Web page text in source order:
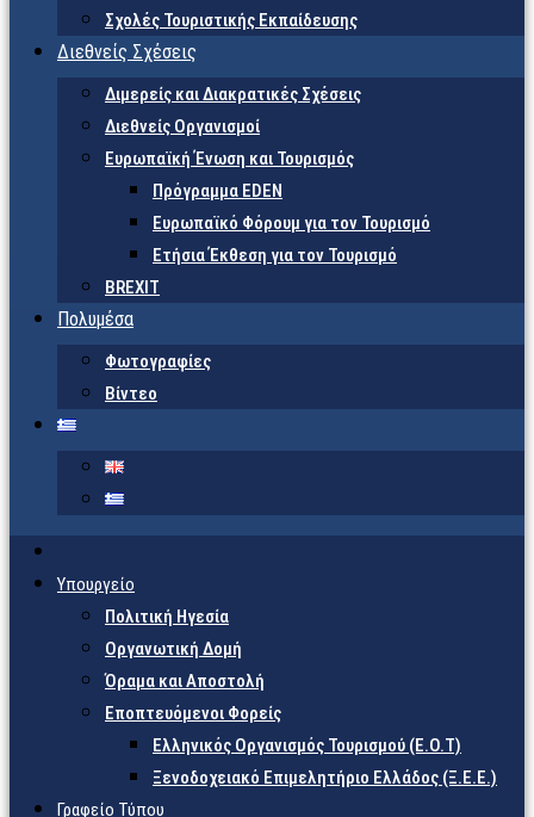
Σχολές Τουριστικής Εκπαίδευσης
Διεθνείς Σχέσεις
Διμερείς και Διακρατικές Σχέσεις
Διεθνείς Οργανισμοί
Ευρωπαϊκή Ένωση και Τουρισμός
Πρόγραμμα EDEN
Ευρωπαϊκό Φόρουμ για τον Τουρισμό
Ετήσια Έκθεση για τον Τουρισμό
BREXIT
Πολυμέσα
Φωτογραφίες
Βίντεο
Υπουργείο
Πολιτική Ηγεσία
Οργανωτική Δομή
Όραμα και Αποστολή
Εποπτευόμενοι Φορείς
Eλληνικός Οργανισμός Τουρισμού (Ε.Ο.Τ)
Ξενοδοχειακό Επιμελητήριο Ελλάδος (Ξ.Ε.Ε.)
Γραφείο Τύπου